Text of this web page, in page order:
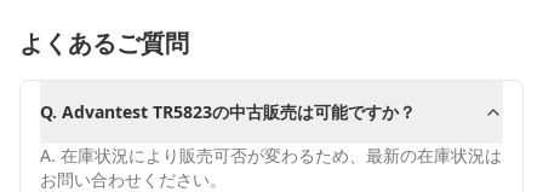
よくあるご質問
Q. Advantest TR5823の中古販売は可能ですか？
A. 在庫状況により販売可否が変わるため、最新の在庫状況は
お問い合わせください。